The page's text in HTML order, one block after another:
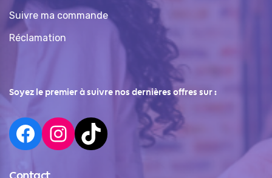
Suivre ma commande
Réclamation
Soyez le premier à suivre nos dernières offres sur :
Contact